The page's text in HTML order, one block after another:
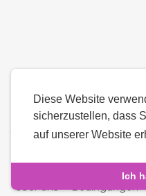
Diese Website
sicherzustellen, dass
auf unserer Website
Ich
Über uns-Bedingungen